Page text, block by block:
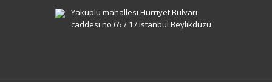
Yakuplu mahallesi Hürriyet Bulvarı
caddesi no 65 / 17 istanbul Beylikdüzü